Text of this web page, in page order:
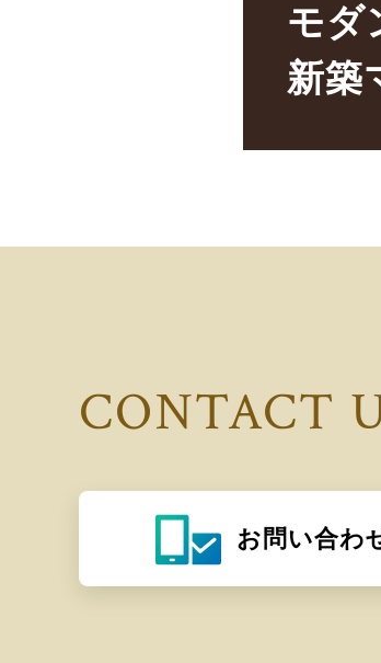
モダ
新築
CONTACT
お問い合わ